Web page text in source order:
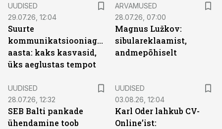
UUDISED
29.07.26, 12:04
Suurte
kommunikatsiooniagentuuride
aasta: kaks kasvasid,
üks aeglustas tempot
ARVAMUSED
28.07.26, 07:00
Magnus Lužkov:
sibulareklaamist,
andmepõhiselt
UUDISED
28.07.26, 12:32
SEB Balti pankade
ühendamine toob
UUDISED
03.08.26, 12:04
Karl Oder lahkub CV-
Online’ist: